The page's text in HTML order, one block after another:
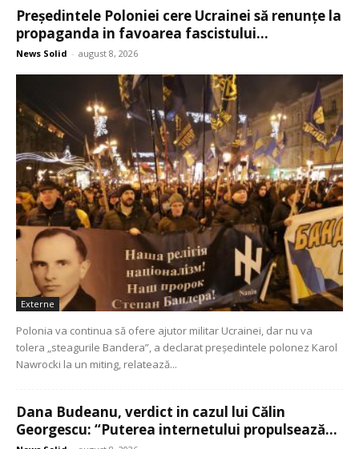
Președintele Poloniei cere Ucrainei să renunțe la
propaganda in favoarea fascistului...
News Solid - august 8, 2026
Externe
Polonia va continua să ofere ajutor militar Ucrainei, dar nu va
tolera „steagurile Bandera”, a declarat președintele polonez Karol
Nawrocki la un miting, relatează...
Dana Budeanu, verdict in cazul lui Călin
Georgescu: “Puterea internetului propulsează...